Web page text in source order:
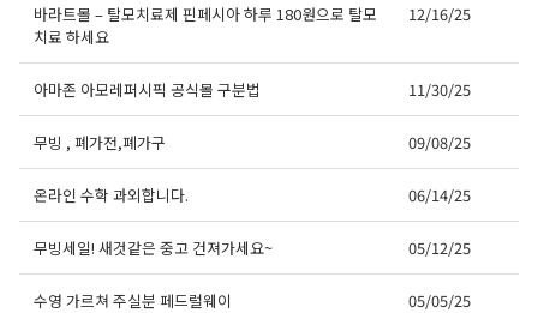
바라트몰 – 탈모치료제 핀페시아 하루 180원으로 탈모
치료 하세요
12/16/25
아마존 아모레퍼시픽 공식몰 구분법 11/30/25
무빙 , 폐가전,폐가구 09/08/25
온라인 수학 과외합니다. 06/14/25
무빙세일! 새것같은 중고 건져가세요~ 05/12/25
수영 가르쳐 주실분 페드럴웨이 05/05/25